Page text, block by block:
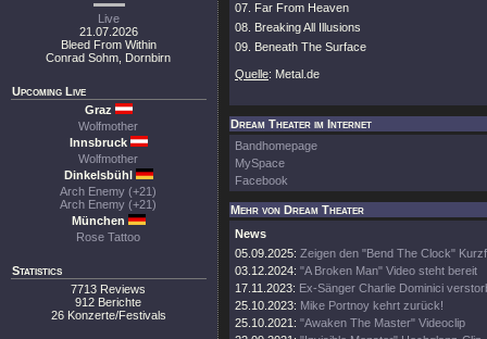
Live
21.07.2026
Bleed From Within
Conrad Sohm, Dornbirn
Upcoming Live
Graz
Wolfmother
Innsbruck
Wolfmother
Dinkelsbühl
Arch Enemy (+21)
Arch Enemy (+21)
München
Rose Tattoo
Statistics
7713 Reviews
912 Berichte
26 Konzerte/Festivals
07. Far From Heaven
08. Breaking All Illusions
09. Beneath The Surface
Quelle: Metal.de
Dream Theater im Internet
Bandhomepage
MySpace
Facebook
Mehr von Dream Theater
News
05.09.2025: Zeigen den "Bend The Clock"
03.12.2024: "A Broken Man" Video steht bereit
17.11.2023: Ex-Sänger Charlie Dominici
25.10.2023: Mike Portnoy kehrt zurück!
25.10.2021: "Awaken The Master" Videoclip